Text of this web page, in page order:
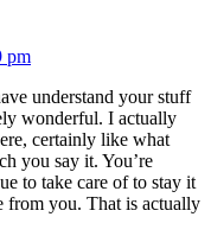
pm
understand your stuff
wonderful. I actually
certainly like what
you say it. You’re
to take care of to stay it
from you. That is actually